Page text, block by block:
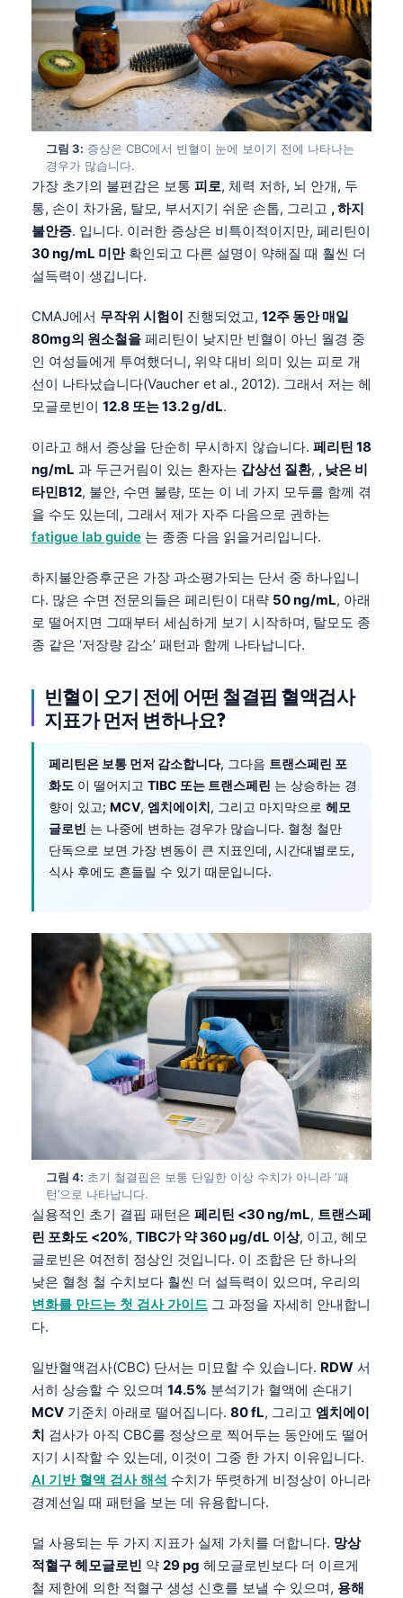
그림 3: 증상은 CBC에서 빈혈이 눈에 보이기 전에 나타나는
경우가 많습니다.
가장 초기의 불편감은 보통 피로, 체력 저하, 뇌 안개, 두
통, 손이 차가움, 탈모, 부서지기 쉬운 손톱, 그리고 , 하지
불안증. 입니다. 이러한 증상은 비특이적이지만, 페리틴이
30 ng/mL 미만확인되고 다른 설명이 약해질 때 훨씬 더
설득력이 생깁니다.
CMAJ에서 무작위 시험이 진행되었고, 12주 동안 매일
80mg의 원소철을 페리틴이 낮지만 빈혈이 아닌 월경 중
인 여성들에게 투여했더니, 위약 대비 의미 있는 피로 개
선이 나타났습니다(Vaucher et al., 2012). 그래서 저는 헤
모글로빈이 12.8 또는 13.2 g/dL.
이라고 해서 증상을 단순히 무시하지 않습니다. 페리틴 18
ng/mL 과 두근거림이 있는 환자는 갑상선 질환, , 낮은 비
타민B12, 불안, 수면 불량, 또는 이 네 가지 모두를 함께 겪
을 수도 있는데, 그래서 제가 자주 다음으로 권하는
fatigue lab guide 는 종종 다음 읽을거리입니다.
하지불안증후군은 가장 과소평가되는 단서 중 하나입니
다. 많은 수면 전문의들은 페리틴이 대략 50 ng/mL, 아래
로 떨어지면 그때부터 세심하게 보기 시작하며, 탈모도 종
종 같은 ‘저장량 감소’ 패턴과 함께 나타납니다.
빈혈이 오기 전에 어떤 철결핍 혈액검사
지표가 먼저 변하나요?
페리틴은 보통 먼저 감소합니다, 그다음 트랜스페린 포
화도 이 떨어지고 TIBC 또는 트랜스페린 는 상승하는 경
향이 있고; MCV, 엠치에이치, 그리고 마지막으로 헤모
글로빈 는 나중에 변하는 경우가 많습니다. 혈청 철만
단독으로 보면 가장 변동이 큰 지표인데, 시간대별로도,
식사 후에도 흔들릴 수 있기 때문입니다.
그림 4: 초기 철결핍은 보통 단일한 이상 수치가 아니라 ‘패
턴’으로 나타납니다.
실용적인 초기 결핍 패턴은 페리틴 <30 ng/mL, 트랜스페
린 포화도 <20%, TIBC가 약 360 µg/dL 이상, 이고, 헤모
글로빈은 여전히 정상인 것입니다. 이 조합은 단 하나의
낮은 혈청 철 수치보다 훨씬 더 설득력이 있으며, 우리의
변화를 만드는 첫 검사 가이드 그 과정을 자세히 안내합니
다.
일반혈액검사(CBC) 단서는 미묘할 수 있습니다. RDW 서
서히 상승할 수 있으며 14.5% 분석기가 혈액에 손대기
MCV 기준치 아래로 떨어집니다. 80 fL, 그리고 엠치에이
치 검사가 아직 CBC를 정상으로 찍어두는 동안에도 떨어
지기 시작할 수 있는데, 이것이 그중 한 가지 이유입니다.
AI 기반 혈액 검사 해석 수치가 뚜렷하게 비정상이 아니라
경계선일 때 패턴을 보는 데 유용합니다.
덜 사용되는 두 가지 지표가 실제 가치를 더합니다. 망상
적혈구 헤모글로빈 약 29 pg 헤모글로빈보다 더 이르게
철 제한에 의한 적혈구 생성 신호를 보낼 수 있으며, 용해